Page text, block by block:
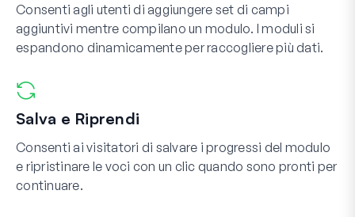
Consenti agli utenti di aggiungere set di campi
aggiuntivi mentre compilano un modulo. I moduli si
espandono dinamicamente per raccogliere più dati.
Salva e Riprendi
Consenti ai visitatori di salvare i progressi del modulo
e ripristinare le voci con un clic quando sono pronti per
continuare.